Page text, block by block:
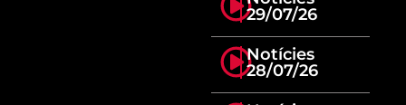
29/07/26
Notícies
28/07/26